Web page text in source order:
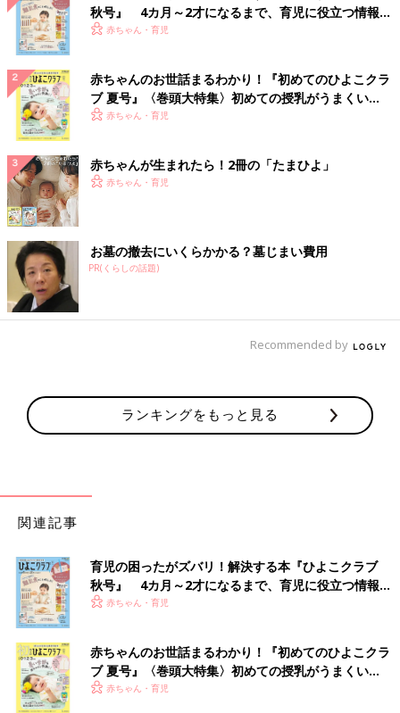
秋号』 4カ月～2才になるまで、育児に役立つ情報が
いっぱい！
赤ちゃん・育児
赤ちゃんのお世話まるわかり！『初めてのひよこクラ
ブ 夏号』〈巻頭大特集〉初めての授乳がうまくい
く！ おっぱい・ミルクの基本と夏のトラブル 解決テ
赤ちゃん・育児
赤ちゃんが生まれたら！2冊の「たまひよ」
赤ちゃん・育児
お墓の撤去にいくらかかる？墓じまい費用
PR(くらしの話題)
Recommended by
ランキングをもっと見る
関連記事
育児の困ったがズバリ！解決する本『ひよこクラブ
秋号』 4カ月～2才になるまで、育児に役立つ情報が
いっぱい！
赤ちゃん・育児
赤ちゃんのお世話まるわかり！『初めてのひよこクラ
ブ 夏号』〈巻頭大特集〉初めての授乳がうまくい
く！ おっぱい・ミルクの基本と夏のトラブル 解決テ
赤ちゃん・育児